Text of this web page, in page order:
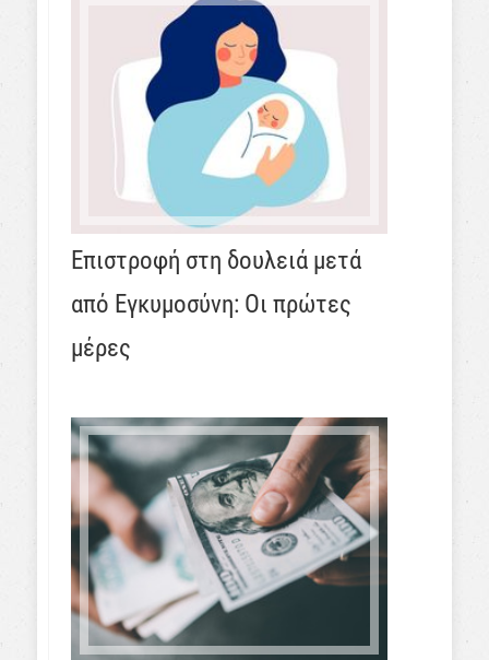
Επιστροφή στη δουλειά μετά
από Εγκυμοσύνη: Οι πρώτες
μέρες